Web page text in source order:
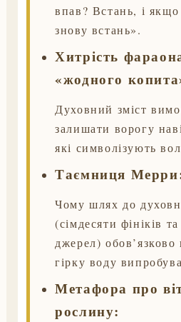
впав? Встань, і
знову встань».
Хитрість
«жодного
Духовний зміст
залишати ворогу
які символізують
Таємниця
Чому шлях до
(сімдесяти фініків
джерел)
гірку воду
Метафора про
рослину: